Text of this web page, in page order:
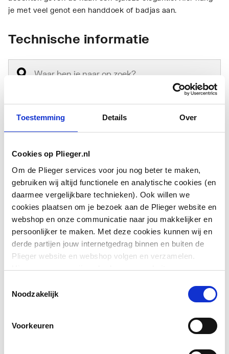
Toestemming Details Over
Cookies op Plieger.nl
Om de Plieger services voor jou nog beter te maken,
gebruiken wij altijd functionele en analytische cookies (en
daarmee vergelijkbare technieken). Ook willen we
cookies plaatsen om je bezoek aan de Plieger website en
webshop en onze communicatie naar jou makkelijker en
persoonlijker te maken. Met deze cookies kunnen wij en
derde partijen jouw internetgedrag binnen en buiten de
Plieger website en webshop volgen en verzamelen.
Hiermee passen wij en derden onze website, app,
We slaan je cookievoorkeur op in je browser.
Noodzakelijk
Voorkeuren
je met veel genot een handdoek of badjas aan.
Technische informatie
Oppervlaktebeschermin
Oppervlaktebehandeling Gepolijst
Kleur
Accentkleur Overig
Toon meer
Downloads
Exploded_view
type.FileSubTypeEnum.ACHTERZIJDE.name
299 KB